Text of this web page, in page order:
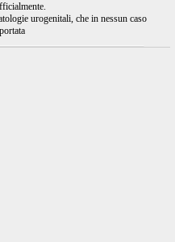
urogenitali, che in nessun caso